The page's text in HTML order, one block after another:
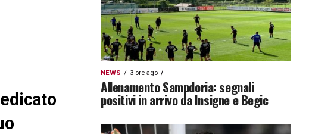
NEWS 3 ore ago
Allenamento Sampdoria: segnali
positivi in arrivo da Insigne e Begic